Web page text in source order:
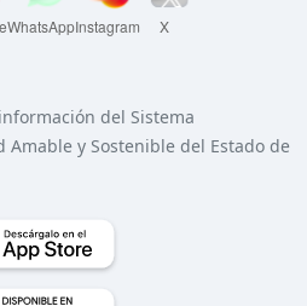
WhatsAppInstagram X
del Sistema
y Sostenible del Estado de